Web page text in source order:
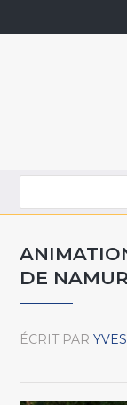
DE NAMUR
ÉCRIT PAR